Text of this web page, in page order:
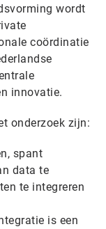
wordt
coördinatie
innovatie.
onderzoek zijn:
spant
data te
te integreren
is een